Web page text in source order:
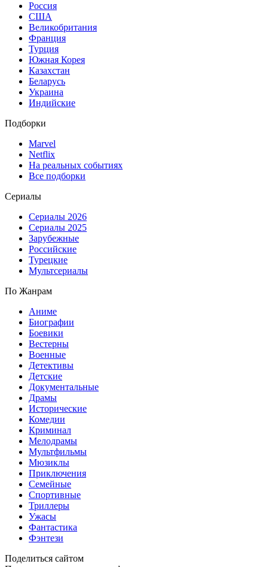
Россия
США
Великобритания
Франция
Турция
Южная Корея
Казахстан
Беларусь
Украина
Индийские
Подборки
Marvel
Netflix
На реальных событиях
Все подборки
Сериалы
Сериалы 2026
Сериалы 2025
Зарубежные
Российские
Турецкие
Мультсериалы
По Жанрам
Аниме
Биографии
Боевики
Вестерны
Военные
Детективы
Детские
Документальные
Драмы
Исторические
Комедии
Криминал
Мелодрамы
Мультфильмы
Мюзиклы
Приключения
Семейные
Спортивные
Триллеры
Ужасы
Фантастика
Фэнтези
Поделиться сайтом